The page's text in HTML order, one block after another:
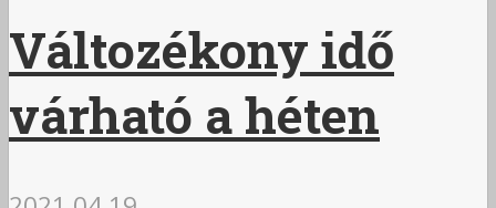
Változékony idő
várható a héten